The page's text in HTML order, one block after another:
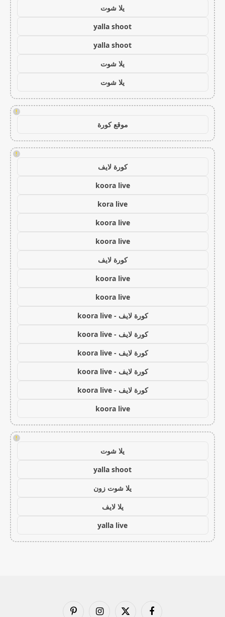
يلا شوت
yalla shoot
yalla shoot
يلا شوت
يلا شوت
!
موقع كورة
!
كورة لايف
koora live
kora live
koora live
koora live
كورة لايف
koora live
koora live
كورة لايف - koora live
كورة لايف - koora live
كورة لايف - koora live
كورة لايف - koora live
كورة لايف - koora live
koora live
!
يلا شوت
yalla shoot
يلا شوت زون
يلا لايف
yalla live